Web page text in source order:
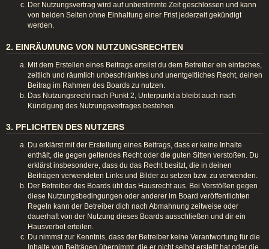
Der Nutzungsvertrag wird auf unbestimmte Zeit geschlossen und kann
von beiden Seiten ohne Einhaltung einer Frist jederzeit gekündigt
werden.
2. EINRÄUMUNG VON NUTZUNGSRECHTEN
Mit dem Erstellen eines Beitrags erteilst du dem Betreiber ein einfaches,
zeitlich und räumlich unbeschränktes und unentgeltliches Recht, deinen
Beitrag im Rahmen des Boards zu nutzen.
Das Nutzungsrecht nach Punkt 2, Unterpunkt a bleibt auch nach
Kündigung des Nutzungsvertrages bestehen.
3. PFLICHTEN DES NUTZERS
Du erklärst mit der Erstellung eines Beitrags, dass er keine Inhalte
enthält, die gegen geltendes Recht oder die guten Sitten verstoßen. Du
erklärst insbesondere, dass du das Recht besitzt, die in deinen
Beiträgen verwendeten Links und Bilder zu setzen bzw. zu verwenden.
Der Betreiber des Boards übt das Hausrecht aus. Bei Verstößen gegen
diese Nutzungsbedingungen oder anderer im Board veröffentlichten
Regeln kann der Betreiber dich nach Abmahnung zeitweise oder
dauerhaft von der Nutzung dieses Boards ausschließen und dir ein
Hausverbot erteilen.
Du nimmst zur Kenntnis, dass der Betreiber keine Verantwortung für die
Inhalte von Beiträgen übernimmt, die er nicht selbst erstellt hat oder die